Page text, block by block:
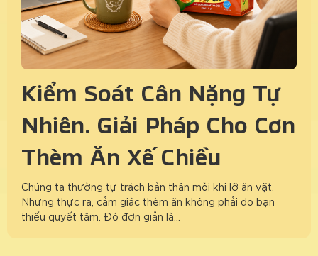
Kiểm Soát Cân Nặng Tự
Nhiên: Giải Pháp Cho Cơn
Thèm Ăn Xế Chiều
Chúng ta thường tự trách bản thân mỗi khi lỡ ăn vặt.
Nhưng thực ra, cảm giác thèm ăn không phải do bạn
thiếu quyết tâm. Đó đơn giản là…